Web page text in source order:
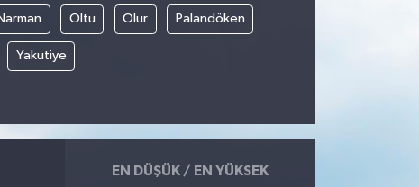
Oltu Olur Palandöken
Yakutiye
EN DÜŞÜK / EN YÜKSEK